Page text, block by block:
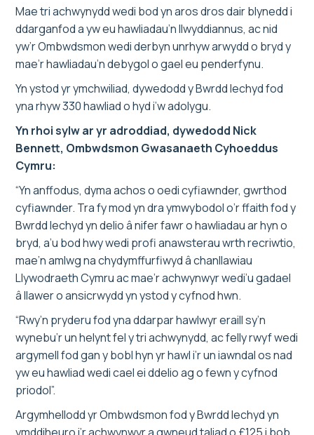
Mae tri achwynydd wedi bod yn aros dros dair blynedd i
ddarganfod a yw eu hawliadau’n llwyddiannus, ac nid
yw’r Ombwdsmon wedi derbyn unrhyw arwydd o bryd y
mae’r hawliadau’n debygol o gael eu penderfynu.
Yn ystod yr ymchwiliad, dywedodd y Bwrdd Iechyd fod
yna rhyw 330 hawliad o hyd i’w adolygu.
Yn rhoi sylw ar yr adroddiad, dywedodd Nick
Bennett, Ombwdsmon Gwasanaeth Cyhoeddus
Cymru:
“Yn anffodus, dyma achos o oedi cyfiawnder, gwrthod
cyfiawnder. Tra fy mod yn dra ymwybodol o’r ffaith fod y
Bwrdd Iechyd yn delio â nifer fawr o hawliadau ar hyn o
bryd, a’u bod hwy wedi profi anawsterau wrth recriwtio,
mae’n amlwg na chydymffurfiwyd â chanllawiau
Llywodraeth Cymru ac mae’r achwynwyr wedi’u gadael
â llawer o ansicrwydd yn ystod y cyfnod hwn.
“Rwy’n pryderu fod yna ddarpar hawlwyr eraill sy’n
wynebu’r un helynt fel y tri achwynydd, ac felly rwyf wedi
argymell fod gan y bobl hyn yr hawl i’r un iawndal os nad
yw eu hawliad wedi cael ei ddelio ag o fewn y cyfnod
priodol”.
Argymhellodd yr Ombwdsmon fod y Bwrdd Iechyd yn